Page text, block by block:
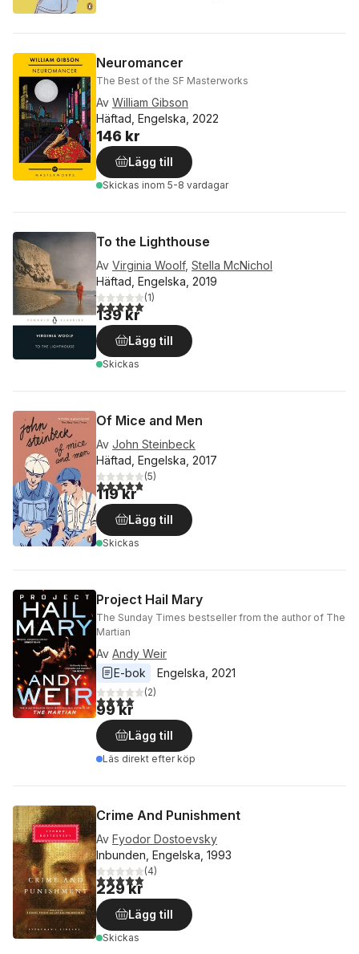
Neuromancer
The Best of the SF Masterworks
Av William Gibson
Häftad, Engelska, 2022
146 kr
Lägg till
Skickas inom 5-8 vardagar
To the Lighthouse
Av Virginia Woolf, Stella McNichol
Häftad, Engelska, 2019
5,0utav 5 stjärnor. Totalt antal röster:
(1)
139 kr
Lägg till
Skickas
Of Mice and Men
Av John Steinbeck
Häftad, Engelska, 2017
4,8utav 5 stjärnor. Totalt antal röster:
(5)
119 kr
Lägg till
Skickas
Project Hail Mary
The Sunday Times bestseller from the author of The
Martian
Av Andy Weir
E-bok
Engelska 2021
4,0utav 5 stjärnor. Totalt antal röster:
(2)
99 kr
Lägg till
Läs direkt efter köp
Crime And Punishment
Av Fyodor Dostoevsky
Inbunden, Engelska, 1993
5,0utav 5 stjärnor. Totalt antal röster:
(4)
229 kr
Lägg till
Skickas